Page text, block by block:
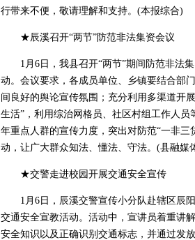
行带来不便，敬请理解和支持。(本报综合)
★辰溪召开“两节”防范非法集资会议
1月6日，我县召开“两节”期间防范非法集
动。会议要求，各成员单位、乡镇要结合部
间良好的舆论宣传氛围；充分利用多渠道开
生活”，利用综治网格员、社区村组工作人
年重点人群的宣传力度，突出对防范“一非
动，让广大群众知法、懂法、守法。(县融媒
★交警走进校园开展交通安全宣传
1月6日，辰溪交警宣传小分队赴辖区辰阳
交通安全宣教活动。活动中，宣讲员着重讲
安全知识以及正确识别交通标志，并通过发